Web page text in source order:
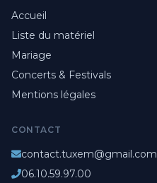
Accueil
Liste du matériel
Mariage
Concerts & Festivals
Mentions légales
CONTACT
contact.tuxem@gmail.com
06.10.59.97.00